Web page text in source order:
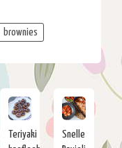
brownies
Teriyaki
Snelle